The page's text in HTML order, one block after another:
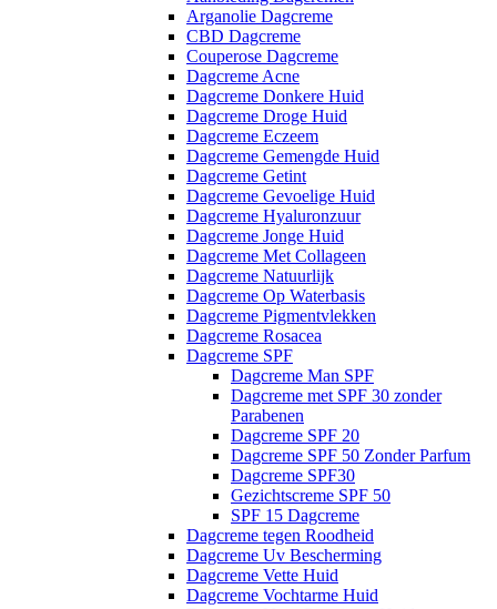
Arganolie Dagcreme
CBD Dagcreme
Couperose Dagcreme
Dagcreme Acne
Dagcreme Donkere Huid
Dagcreme Droge Huid
Dagcreme Eczeem
Dagcreme Gemengde Huid
Dagcreme Getint
Dagcreme Gevoelige Huid
Dagcreme Hyaluronzuur
Dagcreme Jonge Huid
Dagcreme Met Collageen
Dagcreme Natuurlijk
Dagcreme Op Waterbasis
Dagcreme Pigmentvlekken
Dagcreme Rosacea
Dagcreme SPF
Dagcreme Man SPF
Dagcreme met SPF 30 zonder
Parabenen
Dagcreme SPF 20
Dagcreme SPF 50 Zonder Parfum
Dagcreme SPF30
Gezichtscreme SPF 50
SPF 15 Dagcreme
Dagcreme tegen Roodheid
Dagcreme Uv Bescherming
Dagcreme Vette Huid
Dagcreme Vochtarme Huid